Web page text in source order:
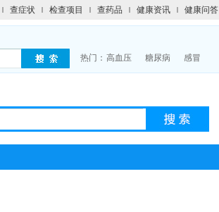
查症状 检查项目 查药品 健康资讯 健康问答
热门： 高血压 糖尿病 感冒